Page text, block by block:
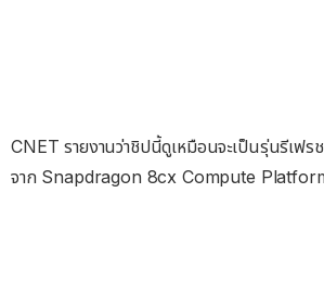
CNET รายงานว่าชิปนี้ดูเหมือนจะเป็นรุ่นรีเฟ
จาก Snapdragon 8cx Compute